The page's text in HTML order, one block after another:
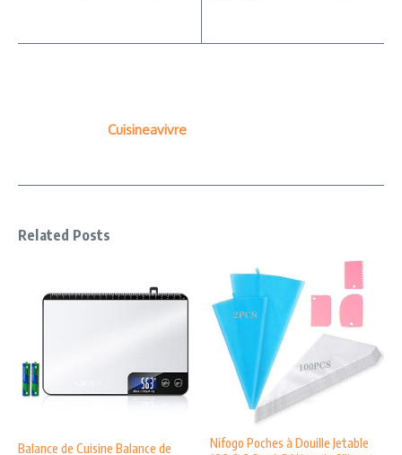
Cuisineavivre
Related Posts
Balance de Cuisine Balance de
Nifogo Poches à Douille Jetable